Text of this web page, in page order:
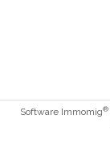
Software Immomig®